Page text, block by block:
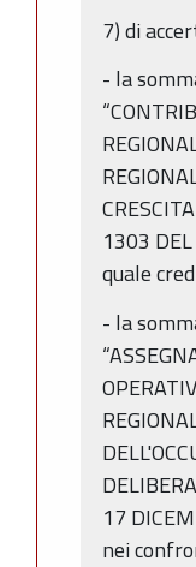
7) di
- la
1303
quale
- la
17
nei